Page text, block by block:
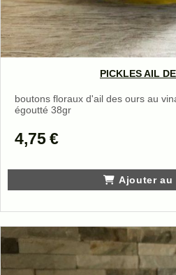
PICKLES AIL
boutons floraux d'ail des ours au
égoutté 38gr
4,75€
Ajouter au